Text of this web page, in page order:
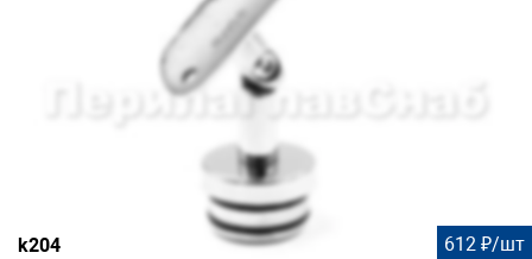
k204 612 ₽/шт